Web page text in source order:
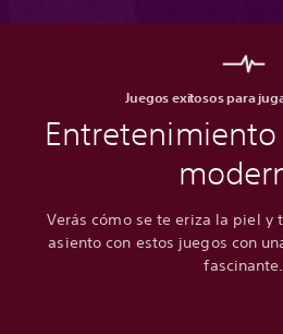
Juegos exitosos para
Verás cómo se te eriza la piel y
asiento con estos juegos con
fascinante.